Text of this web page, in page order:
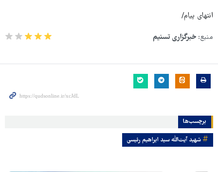
انتهای پیام/
منبع: خبرگزاری تسنیم
برچسب‌ها
شهید آیت‌الله سید ابراهیم رئیسی